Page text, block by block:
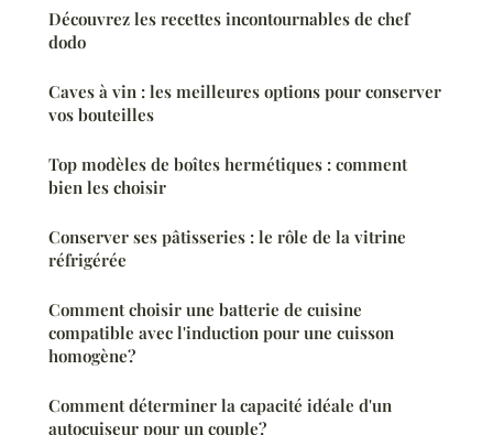
Découvrez les recettes incontournables de chef
dodo
Caves à vin : les meilleures options pour conserver
vos bouteilles
Top modèles de boîtes hermétiques : comment
bien les choisir
Conserver ses pâtisseries : le rôle de la vitrine
réfrigérée
Comment choisir une batterie de cuisine
compatible avec l'induction pour une cuisson
homogène?
Comment déterminer la capacité idéale d'un
autocuiseur pour un couple?